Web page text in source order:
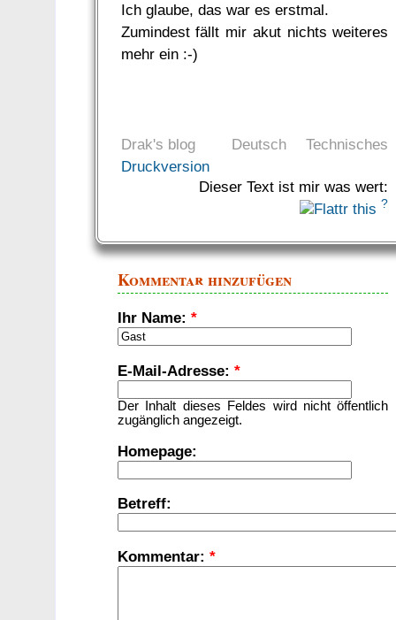
Ich glaube, das war es erstmal.
Zumindest fällt mir akut nichts weiteres
mehr ein :-)
Deutsch Technisches
Drak's blog
Druckversion
Dieser Text ist mir was wert:
?
Kommentar hinzufügen
Ihr Name: *
E-Mail-Adresse: *
Der Inhalt dieses Feldes wird nicht öffentlich
zugänglich angezeigt.
Homepage:
Betreff:
Kommentar: *